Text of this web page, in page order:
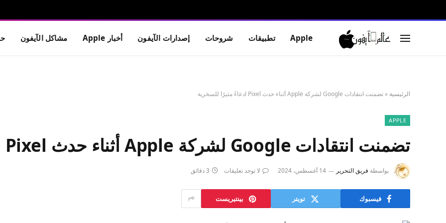
Apple تطبيقات شروحات إصدارات الآيفون أخبار Apple مشاكل الآيفون
الرئيسية »تضمنت انتقادات Google لشركة Apple أثناء حدث Pixel ادعاءً مثيرًا للسخرية
APPLE
تضمنت انتقادات Google لشركة Apple أثناء حدث Pixel ادعاءً مثيرًا للسخرية
بواسطة فريق التحرير 14 أغسطس، 2024 لا توجد تعليقات 3 دقائق
فيسبوك تويتر بينتيريست